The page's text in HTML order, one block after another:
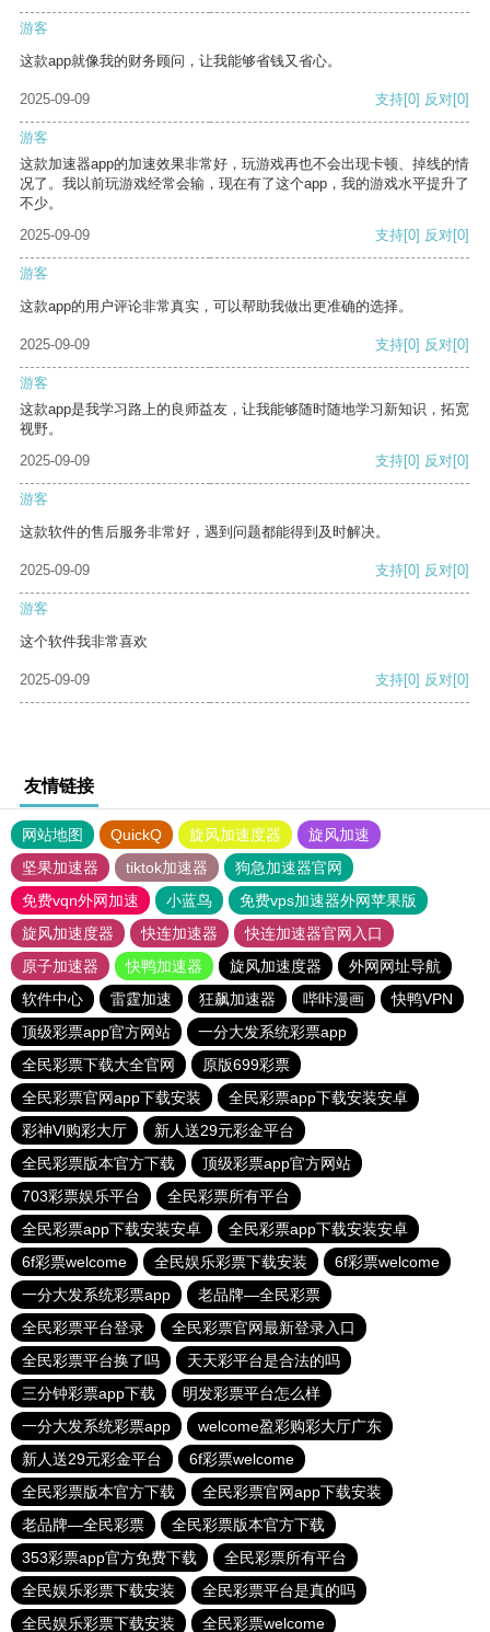
游客
这款app就像我的财务顾问，让我能够省钱又省心。
2025-09-09 支持[0] 反对[0]
游客
这款加速器app的加速效果非常好，玩游戏再也不会出现卡顿、掉线的情
况了。我以前玩游戏经常会输，现在有了这个app，我的游戏水平提升了
不少。
2025-09-09
支持[0] 反对[0]
游客
这款app的用户评论非常真实，可以帮助我做出更准确的选择。
2025-09-09 支持[0] 反对[0]
游客
这款app是我学习路上的良师益友，让我能够随时随地学习新知识，拓宽
视野。
2025-09-09
支持[0] 反对[0]
游客
这款软件的售后服务非常好，遇到问题都能得到及时解决。
2025-09-09 支持[0] 反对[0]
游客
这个软件我非常喜欢
2025-09-09 支持[0] 反对[0]
友情链接
网站地图 QuickQ 旋风加速度器
旋风加速
坚果加速器
tiktok加速器
狗急加速器官网
免费vqn外网加速
小蓝鸟
免费vps加速器外网苹果版
旋风加速度器
快连加速器
快连加速器官网入口
原子加速器
快鸭加速器 旋风加速度器
外网网址导航
软件中心
雷霆加速 狂飙加速器 哔咔漫画
快鸭VPN
顶级彩票app官方网站
一分大发系统彩票app
全民彩票下载大全官网
原版699彩票
全民彩票官网app下载安装
全民彩票app下载安装安卓
彩神Vl购彩大厅
新人送29元彩金平台
全民彩票版本官方下载
顶级彩票app官方网站
703彩票娱乐平台
全民彩票所有平台
全民彩票app下载安装安卓
全民彩票app下载安装安卓
6f彩票welcome
全民娱乐彩票下载安装
6f彩票welcome
一分大发系统彩票app
老品牌—全民彩票
全民彩票平台登录
全民彩票官网最新登录入口
全民彩票平台换了吗
天天彩平台是合法的吗
三分钟彩票app下载
明发彩票平台怎么样
一分大发系统彩票app
welcome盈彩购彩大厅广东
新人送29元彩金平台
6f彩票welcome
全民彩票版本官方下载
全民彩票官网app下载安装
老品牌—全民彩票
全民彩票版本官方下载
353彩票app官方免费下载
全民彩票所有平台
全民娱乐彩票下载安装
全民彩票平台是真的吗
全民娱乐彩票下载安装
全民彩票welcome